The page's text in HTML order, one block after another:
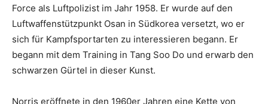
Force als Luftpolizist im Jahr 1958. Er wurde auf den
Luftwaffenstützpunkt Osan in Südkorea versetzt, wo er
sich für Kampfsportarten zu interessieren begann. Er
begann mit dem Training in Tang Soo Do und erwarb den
schwarzen Gürtel in dieser Kunst.
Norris eröffnete in den 1960er Jahren eine Kette von